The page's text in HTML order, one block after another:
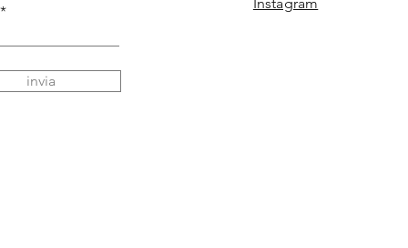
invia